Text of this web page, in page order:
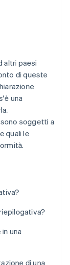
altri paesi
di queste
una
soggetti a
quali le
una
di una